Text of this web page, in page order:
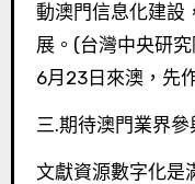
動澳門信息化建設
展。(台灣中央研
6月23日來澳，先
三.期待澳門業界參
文獻資源數字化是